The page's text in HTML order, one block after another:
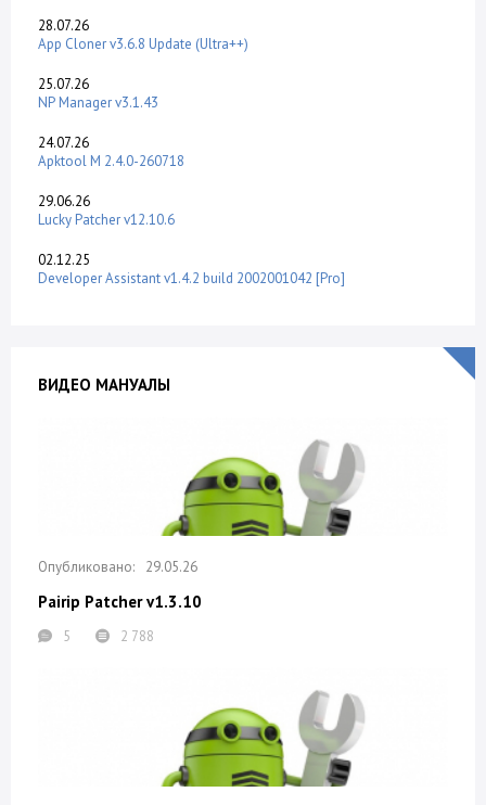
28.07.26
App Cloner v3.6.8 Update (Ultra++)
25.07.26
NP Manager v3.1.43
24.07.26
Apktool M 2.4.0-260718
29.06.26
Lucky Patcher v12.10.6
02.12.25
Developer Assistant v1.4.2 build 2002001042 [Pro]
ВИДЕО МАНУАЛЫ
29.05.26
Pairip Patcher v1.3.10
5 2 788